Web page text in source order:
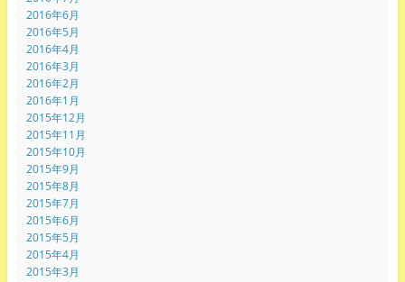
2016年6月
2016年5月
2016年4月
2016年3月
2016年2月
2016年1月
2015年12月
2015年11月
2015年10月
2015年9月
2015年8月
2015年7月
2015年6月
2015年5月
2015年4月
2015年3月